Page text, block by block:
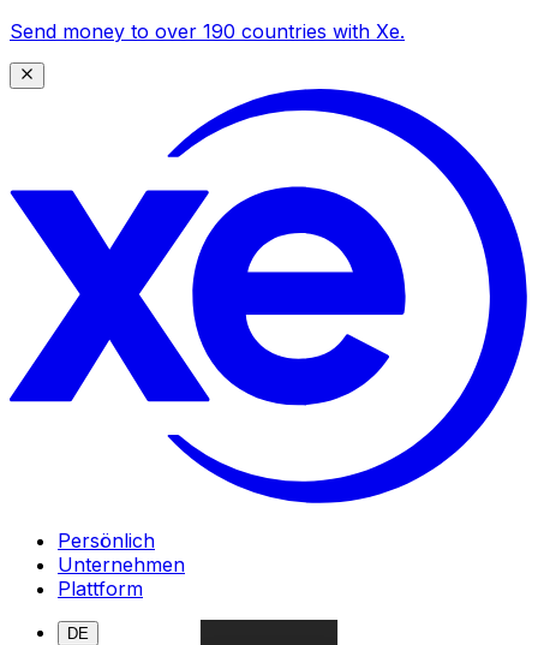
Send money to over 190 countries with Xe.
Persönlich
Unternehmen
Plattform
DE